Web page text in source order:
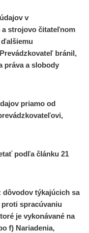
v
a strojovo čitateľnom
bránil,
práva a slobody
priamo od
podľa článku 21
dôvodov týkajúcich sa
spracúvaniu
je vykonávané na
f) Nariadenia,